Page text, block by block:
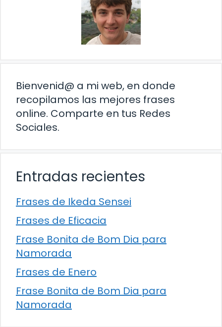
Bienvenid@ a mi web, en donde
recopilamos las mejores frases
online. Comparte en tus Redes
Sociales.
Entradas recientes
Frases de Ikeda Sensei
Frases de Eficacia
Frase Bonita de Bom Dia para
Namorada
Frases de Enero
Frase Bonita de Bom Dia para
Namorada